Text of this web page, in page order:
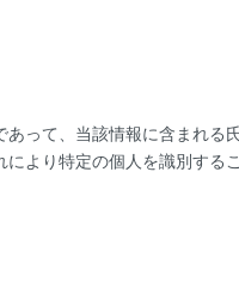
って、当該情報に含まれ
より特定の個人を識別する